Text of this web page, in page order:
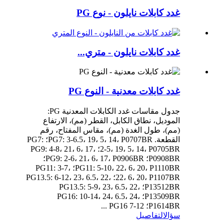
غدد كابلات نايلون - نوع PG
غدد كابلات نايلون - متري...
غدد كابلات معدنية - النوع PG
جدول مقاسات غدد الكابلات المعدنية PG:
الموديل، نطاق الكابل، القطر (مم)، الارتفاع
(مم)، طول الغدة (مم)، مقاس المفتاح، رقم
القطعة. PG7: 3-6.5، 19، 5، 14، P0707BR؛ PG7:
2-5، 19، 5، 14، P0705BR؛ PG9: 4-8، 21، 6، 17،
P0908BR؛ PG9: 2-6، 21، 6، 17، P0906BR؛
PG11: 5-10، 22، 6، 20، P1110BR؛ PG11: 3-7،
22، 6، 20، P1107BR؛ PG13.5: 6-12، 23، 6.5، 22،
P13512BR؛ PG13.5: 5-9، 23، 6.5، 22،
P13509BR؛ PG16: 10-14، 24، 6.5، 24،
P1614BR؛ PG16 7-12 ...
سؤالالتفاصيل